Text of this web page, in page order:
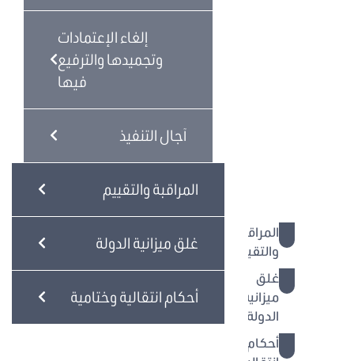
إجراءات
المراقبة
والتقييم
غلق
ميزانية
الدولة
أحكام
إلغاء الإعتمادات
وتجميدها والترفيع
فيها
آجال التنفيذ
المراقبة والتقييم
غلق ميزانية الدولة
أحكام انتقالية وختامية